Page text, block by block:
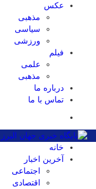
عکس
مذهبی
سیاسی
ورزشی
فیلم
علمی
مذهبی
درباره ما
تماس با ما
خانه
آخرین اخبار
اجتماعی
اقتصادی